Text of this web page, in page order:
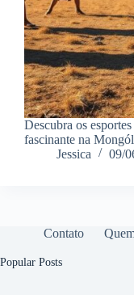
Descubra os
fascinante na
Jessica
09/
Contato
Popular Posts